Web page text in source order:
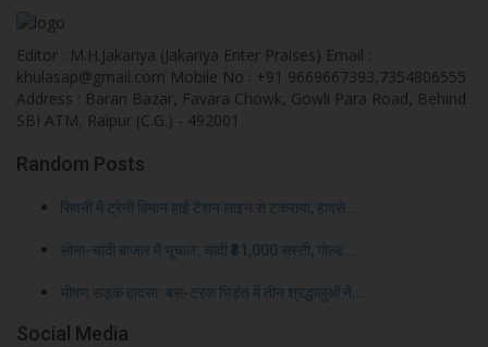
Editor : M.H.Jakariya (Jakariya Enter Praises) Email :
khulasap@gmail.com Mobile No : +91 9669667393,7354806555
Address : Baran Bazar, Favara Chowk, Gowli Para Road, Behind
SBI ATM, Raipur (C.G.) - 492001
Random Posts
सिवनी में ट्रेनी विमान हाई टेंशन लाइन से टकराया, हादसे...
सोना-चांदी बाजार में भूचाल: चांदी ₹31,000 सस्ती, गोल्ड...
भीषण सड़क हादसा: बस-ट्रक भिड़ंत में तीन श्रद्धालुओं ने...
Social Media